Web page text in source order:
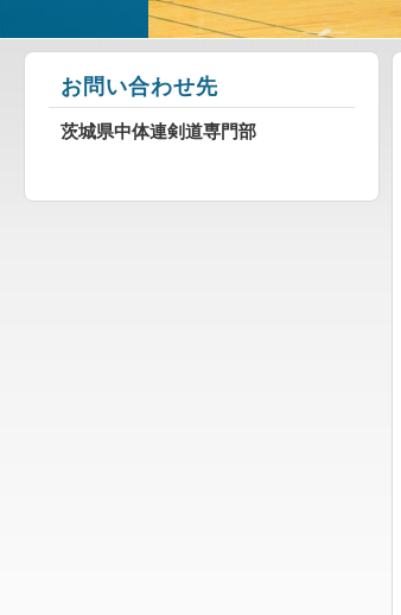
お問い合わせ先
茨城県中体連剣道専門部